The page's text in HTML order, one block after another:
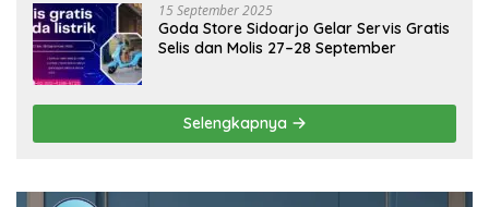
15 September 2025
Goda Store Sidoarjo Gelar Servis Gratis
Selis dan Molis 27–28 September
Selengkapnya